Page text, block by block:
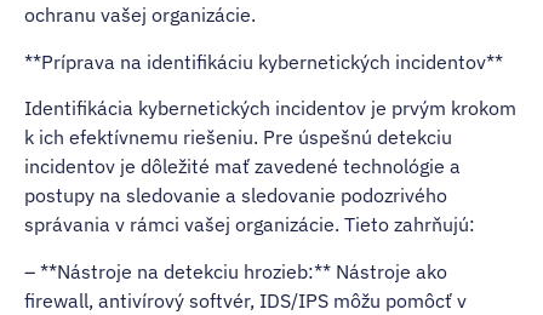
ochranu vašej organizácie.
**Príprava na identifikáciu kybernetických incidentov**
Identifikácia kybernetických incidentov je prvým krokom
k ich efektívnemu riešeniu. Pre úspešnú detekciu
incidentov je dôležité mať zavedené technológie a
postupy na sledovanie a sledovanie podozrivého
správania v rámci vašej organizácie. Tieto zahrňujú:
– **Nástroje na detekciu hrozieb:** Nástroje ako
firewall, antivírový softvér, IDS/IPS môžu pomôcť v